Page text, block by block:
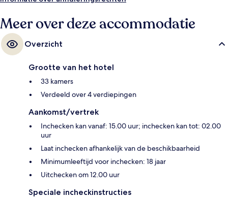
Meer over deze accommodatie
Overzicht
Grootte van het hotel
33 kamers
Verdeeld over 4 verdiepingen
Aankomst/vertrek
Inchecken kan vanaf: 15.00 uur; inchecken kan tot: 02.00
uur
Laat inchecken afhankelijk van de beschikbaarheid
Minimumleeftijd voor inchecken: 18 jaar
Uitchecken om 12.00 uur
Speciale incheckinstructies